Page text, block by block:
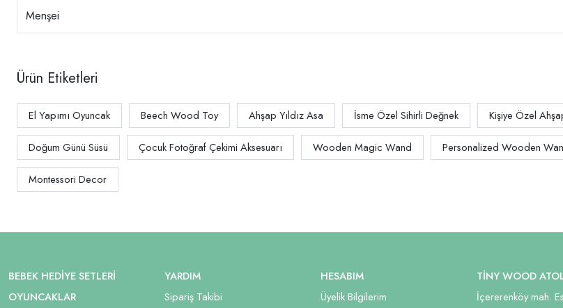
Menşei
Ürün Etiketleri
El Yapımı Oyuncak Beech Wood Toy Ahşap Yıldız Asa İsme Özel Sihirli Değnek Kişiye Özel
Doğum Günü Süsü Çocuk Fotoğraf Çekimi Aksesuarı Wooden Magic Wand Personalized Wooden
Montessori Decor
BEBEK HEDIYE SETLERI
OYUNCAKLAR
YARDIM
Sipariş Takibi
HESABIM
Üyelik Bilgilerim
TİNY WOOD
İçererenköy mah.